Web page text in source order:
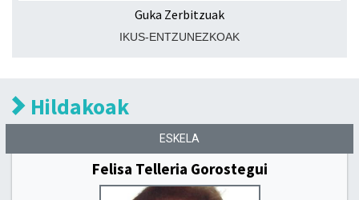
Guka Zerbitzuak
IKUS-ENTZUNEZKOAK
Hildakoak
ESKELA
Felisa Telleria Gorostegui